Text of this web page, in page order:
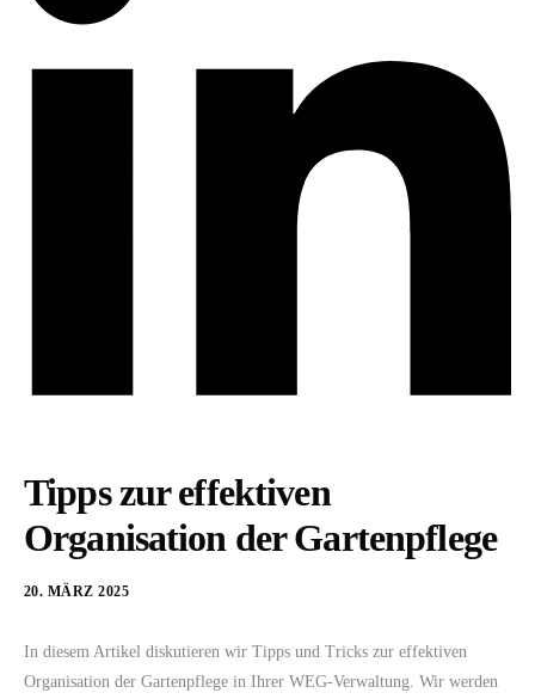
Tipps zur effektiven
Organisation der Gartenpflege
20. MÄRZ 2025
In diesem Artikel diskutieren wir Tipps und Tricks zur effektiven
Organisation der Gartenpflege in Ihrer WEG-Verwaltung. Wir werden